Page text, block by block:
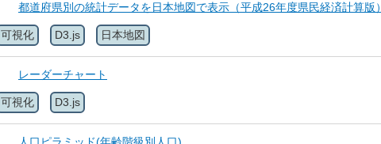
都道府県別の統計データを日本地図で表示（平成26年度県民経済計算版）
可視化 D3.js 日本地図
レーダーチャート
可視化 D3.js